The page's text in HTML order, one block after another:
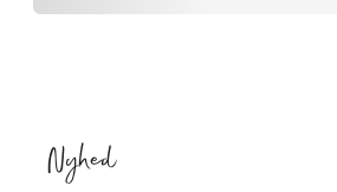
Nyhed